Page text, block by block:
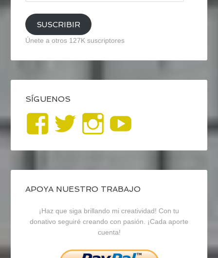
email
SUSCRIBIR
Únete a otros 127K suscriptores
SÍGUENOS
Ver
perfil
de
blogrecursosep
en
Facebook
Ver
perfil
de
recursosep
en
Twitter
Ver
perfil
de
recursosep
en
Instagram
APOYA NUESTRO TRABAJO
¡Haz que siga brillando mi creatividad! Con tu
donativo seguiré creando con pasión. ¡Cada aporte
cuenta!